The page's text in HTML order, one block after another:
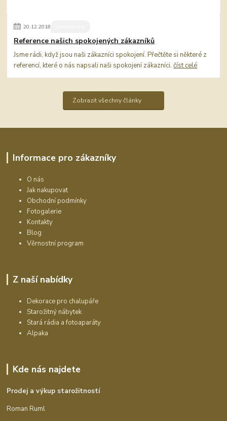
20.12.2018
Reference našich spokojených zákazníků
Jsme rádi, když jsou naši zákazníci spokojení. Přečtěte si některé z
referencí, které o nás napsali naši spokojení zákazníci.číst celé
Zobrazit všechny články
Informace pro zákazníky
O nás
Jak nakupovat
Obchodní podmínky
Fotogalerie
Kontakty
Blog
Věrnostní program
Z naší nabídky
Dekorace pro chalupáře
Starožitný nábytek
Stará rádia a fotoaparáty
Alpaka
Kde nás najdete
Prodej a výkup starožitností
Roman Ruml